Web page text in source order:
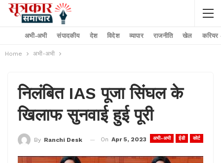
अभी-अभी संपादकीय देश विदेश व्यापार राजनीति खेल करियर
Home अभी-अभी
निलंबित IAS पूजा सिंघल के
खिलाफ सुनवाई हुई पूरी
अभी-अभी ईडी कोर्ट
By Ranchi Desk On Apr 5, 2023